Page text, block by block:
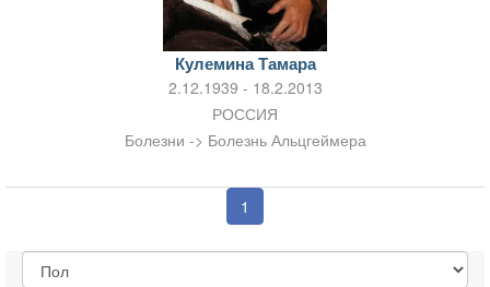
Кулемина Тамара
2.12.1939 - 18.2.2013
РОССИЯ
Болезни -> Болезнь Альцгеймера
1